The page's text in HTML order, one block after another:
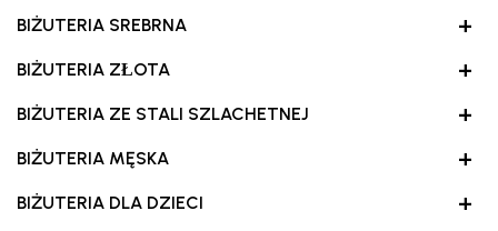
+
BIŻUTERIA SREBRNA
+
BIŻUTERIA ZŁOTA
+
BIŻUTERIA ZE STALI SZLACHETNEJ
+
BIŻUTERIA MĘSKA
+
BIŻUTERIA DLA DZIECI